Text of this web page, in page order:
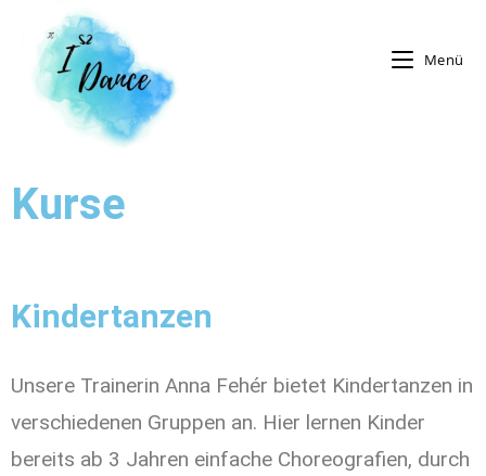
Menü
Kurse
Kindertanzen
Unsere Trainerin Anna Fehér bietet Kindertanzen in
verschiedenen Gruppen an. Hier lernen Kinder
bereits ab 3 Jahren einfache Choreografien, durch